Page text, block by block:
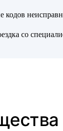
кодов
со